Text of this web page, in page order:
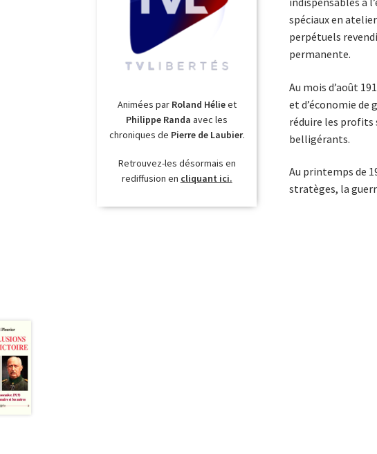
spéciaux en
perpétuels
permanente.
Au mois d’août
et d’économie de
réduire les profits
belligérants.
Au printemps de
stratèges, la
Animées par Roland Hélieet
Philippe Randa avec les
chroniques de Pierre de Laubier.
Retrouvez-les désormais en
rediffusion en cliquant ici.